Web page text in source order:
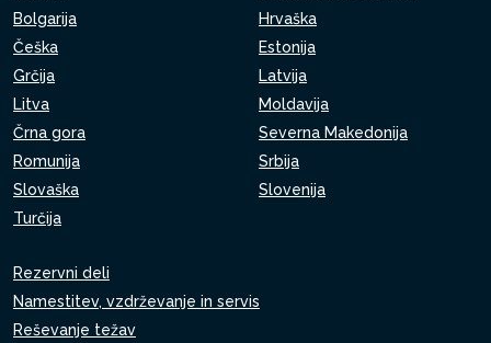
Bolgarija
Hrvaška
Češka
Estonija
Grčija
Latvija
Litva
Moldavija
Črna gora
Severna Makedonija
Romunija
Srbija
Slovaška
Slovenija
Turčija
Rezervni deli
Namestitev, vzdrževanje in servis
Reševanje težav